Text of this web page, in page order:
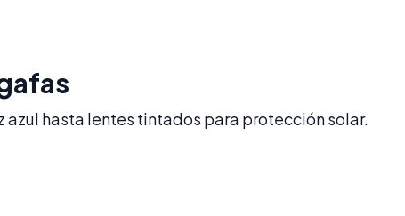
hasta lentes tintados para protección solar.